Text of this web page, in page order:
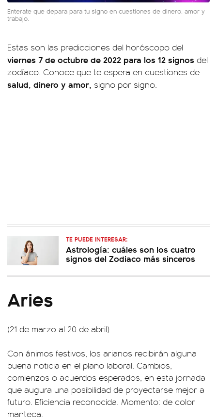
Enterate que depara para tu signo en cuestiones de dinero, amor y
trabajo.
Estas son las predicciones del horóscopo del
viernes 7 de octubre de 2022 para los 12 signos del
zodíaco. Conoce que te espera en cuestiones de
salud, dinero y amor, signo por signo.
TE PUEDE INTERESAR:
Astrología: cuáles son los cuatro
signos del Zodiaco más sinceros
Aries
(21 de marzo al 20 de abril)
Con ánimos festivos, los arianos recibirán alguna
buena noticia en el plano laboral. Cambios,
comienzos o acuerdos esperados, en esta jornada
que augura una posibilidad de proyectarse mejor a
futuro. Eficiencia reconocida. Momento: de color
manteca.